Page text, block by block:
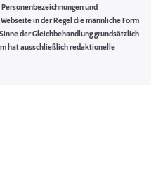
und
in der Regel die männliche Form
der Gleichbehandlung grundsätzlich
hat ausschließlich redaktionelle